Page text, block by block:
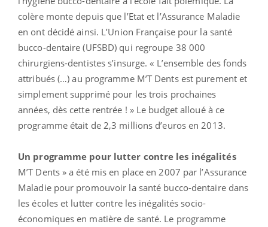
colère monte depuis que l’Etat et l’Assurance Maladie
en ont décidé ainsi. L’Union Française pour la santé
bucco-dentaire (UFSBD) qui regroupe 38 000
chirurgiens-dentistes s’insurge. « L’ensemble des fonds
attribués (…) au programme M’T Dents est purement et
simplement supprimé pour les trois prochaines
années, dès cette rentrée ! » Le budget alloué à ce
programme était de 2,3 millions d’euros en 2013.
Un programme pour lutter contre les inégalités
M’T Dents » a été mis en place en 2007 par l’Assurance
Maladie pour promouvoir la santé bucco-dentaire dans
les écoles et lutter contre les inégalités socio-
économiques en matière de santé. Le programme